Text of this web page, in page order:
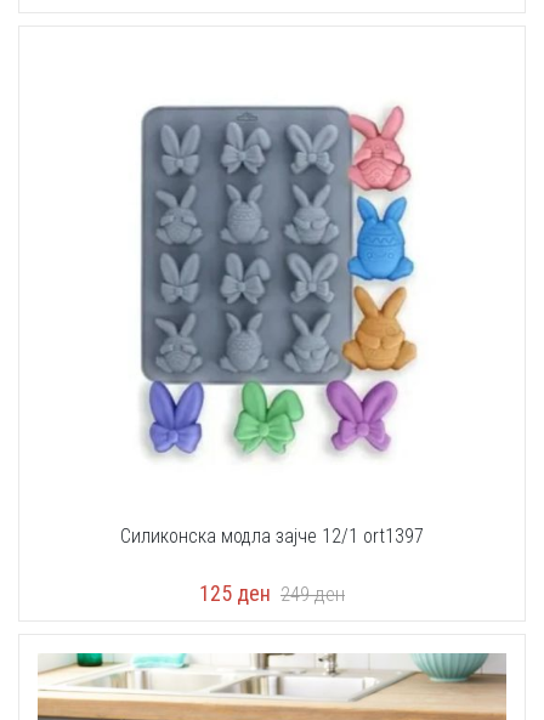
Силиконска модла зајче 12/1 оrt1397
125 ден 249ден